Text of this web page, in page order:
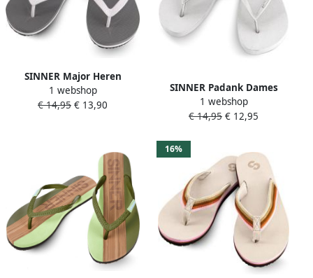
SINNER Major Heren
Slippers Grijs
1 webshop
€ 14,95 € 13,90
SINNER Padank Dames
Slippers Licht Grijs
1 webshop
€ 14,95 € 12,95
16%